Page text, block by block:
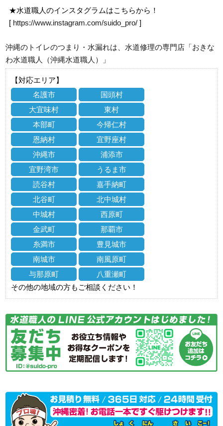
★水道職人のインスタグラムはこちらから！
[ https://www.instagram.com/suido_pro/ ]
沖縄のトイレのつまり・水漏れは、水道修理の専門店「おきな
わ水道職人（沖縄水道職人）」
【対応エリア】
名護市
国頭村
大宜味村
東村
本部町
今帰仁村
恩納村
宜野座村
沖縄市
浦添市
宜野湾市
うるま市
読谷村
嘉手納町
北谷町
北中城村
中城村
西原町
金武町
那覇市
糸満市
豊見城市
南城市
南風原町
与那原町
八重瀬町
その他の地域の方もご相談ください！